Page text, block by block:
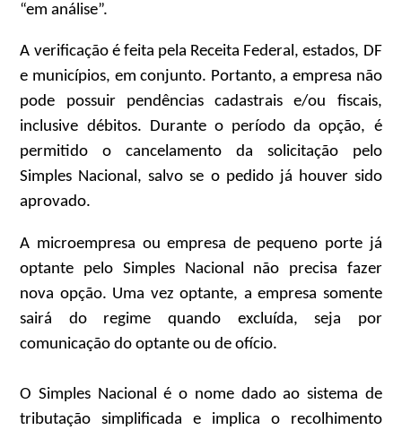
“em análise”.
A verificação é feita pela Receita Federal, estados, DF
e municípios, em conjunto. Portanto, a empresa não
pode possuir pendências cadastrais e/ou fiscais,
inclusive débitos. Durante o período da opção, é
permitido o cancelamento da solicitação pelo
Simples Nacional, salvo se o pedido já houver sido
aprovado.
A microempresa ou empresa de pequeno porte já
optante pelo Simples Nacional não precisa fazer
nova opção. Uma vez optante, a empresa somente
sairá do regime quando excluída, seja por
comunicação do optante ou de ofício.
O Simples Nacional é o nome dado ao sistema de
tributação simplificada e implica o recolhimento